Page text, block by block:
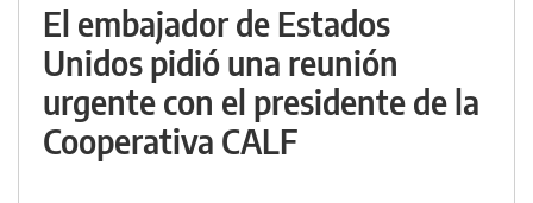
El embajador de Estados
Unidos pidió una reunión
urgente con el presidente de la
Cooperativa CALF